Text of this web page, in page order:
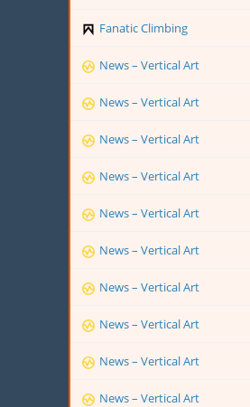
Fanatic Climbing
News – Vertical Art
News – Vertical Art
News – Vertical Art
News – Vertical Art
News – Vertical Art
News – Vertical Art
News – Vertical Art
News – Vertical Art
News – Vertical Art
News – Vertical Art